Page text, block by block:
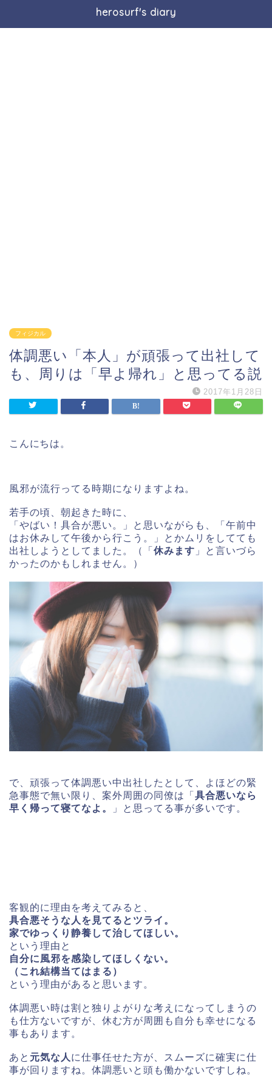
herosurf's diary
フィジカル
体調悪い「本人」が頑張って出社して
も、周りは「早よ帰れ」と思ってる説
2017年1月28日
こんにちは。
風邪が流行ってる時期になりますよね。
若手の頃、朝起きた時に、
「やばい！具合が悪い。」と思いながらも、「午前中
はお休みして午後から行こう。」とかムリをしてても
出社しようとしてました。（「 休みます 」と言いづら
かったのかもしれません。）
で、頑張って体調悪い中出社したとして、よほどの緊
急事態で無い限り、案外周囲の同僚は「 具合悪いなら
早く帰って寝てなよ。
」と思ってる事が多いです。
客観的に理由を考えてみると、
具合悪そうな人を見てるとツライ。
家でゆっくり静養して治してほしい。
という理由と
自分に風邪を感染してほしくない。
（これ結構当てはまる）
という理由があると思います。
体調悪い時は割と独りよがりな考えになってしまうの
も仕方ないですが、休む方が周囲も自分も幸せになる
事もあります。
あと 元気な人 に仕事任せた方が、スムーズに確実に仕
事が回りますね。体調悪いと頭も働かないですしね。